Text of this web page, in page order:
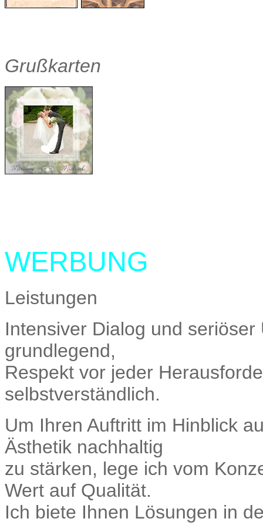
Grußkarten
WERBUNG
Leistungen
Intensiver Dialog und
grundlegend,
Respekt vor jeder
selbstverständlich.
Um Ihren Auftritt im Hinblick
Ästhetik nachhaltig
zu stärken, lege ich vom
Wert auf Qualität.
Ich biete Ihnen Lösungen in